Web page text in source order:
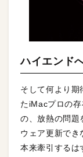
ハイエンド
そして何より期
たiMacプロの
の、放熱の問題
ウェア更新でき
本来牽引するは